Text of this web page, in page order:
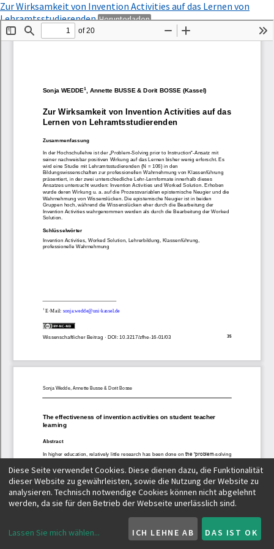
Zu
Artikeldetails
zurückkehren
Zur Wirksamkeit von Invention Activities auf das Lernen von
LehramtsstudierendenHerunterladenPDF
herunterladen
Diese Seite verwendet Cookies. Diese dienen dazu, die Funktionalität
dieser Website zu gewährleisten, sowie die Nutzung der Website zu
analysieren. Technisch notwendige Cookies können nicht abgelehnt
werden, da sie für den Betrieb der Webseite unerlässlich sind.
Lassen Sie mich wählen... ICH LEHNE AB DAS IST OK